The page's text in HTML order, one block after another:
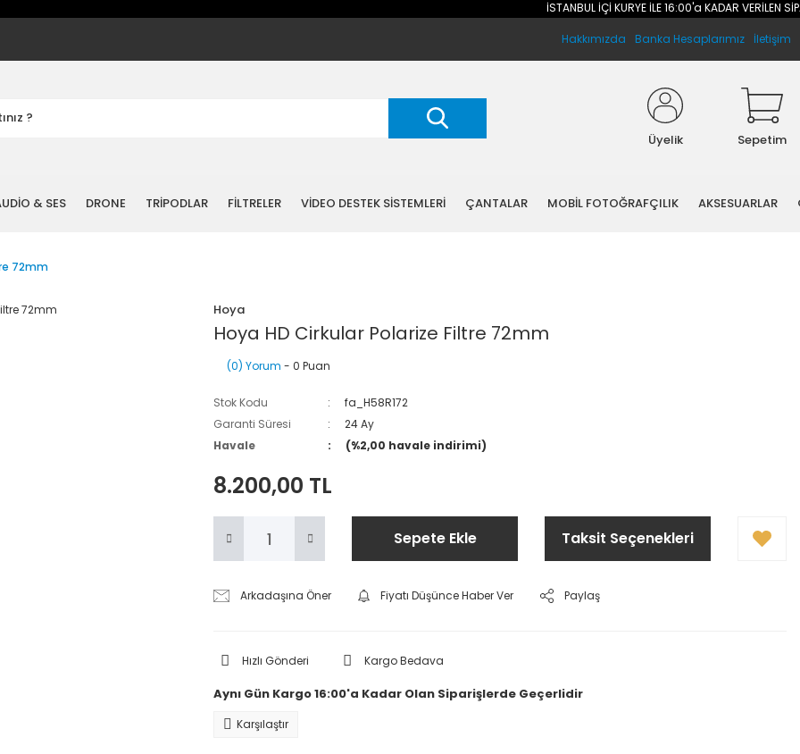
İSTANBUL İÇİ KURYE İLE 16:00'a KADAR VERİLEN
Hakkımızda Banka Hesaplarımız İletişim
Üyelik Sepetim
& SES DRONE TRİPODLAR FİLTRELER VİDEO DESTEK SİSTEMLERİ ÇANTALAR MOBİL FOTOĞRAFÇILIK AKSESUARLAR
72mm
Hoya
Hoya HD Cirkular Polarize Filtre 72mm
(0) Yorum - 0 Puan
Stok Kodu
fa_H58R172
Garanti Süresi
24 Ay
Havale
(%2,00 havale indirimi)
8.200,00 TL
Sepete Ekle Taksit Seçenekleri
Arkadaşına Öner Fiyatı Düşünce Haber Ver Paylaş
Hızlı Gönderi Kargo Bedava
Aynı Gün Kargo 16:00'a Kadar Olan Siparişlerde Geçerlidir
Karşılaştır